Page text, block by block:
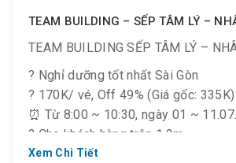
TEAM BUILDING – SẾP TÂM LÝ –
TEAM BUILDING SẾP TÂM LÝ –
? Nghỉ dưỡng tốt nhất Sài Gòn
? 170K/ vé, Off 49% (Giá gốc: 335K)
⏰ Từ 8:00 ~ 10:30, ngày 01 ~
? Cho khách hàng trên 1.2m
? Hỗ trợ Cameraman quay phim,
Xem Chi Tiết